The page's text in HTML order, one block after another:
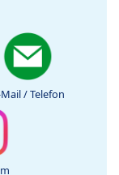
Mail / Telefon